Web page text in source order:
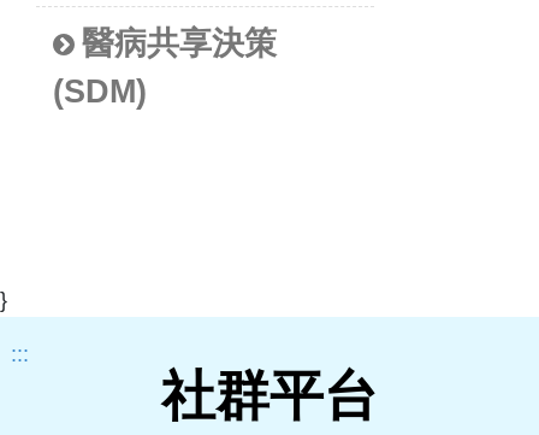
醫病共享決策
(SDM)
}
:::
社群平台